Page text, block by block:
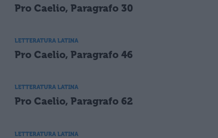
Pro Caelio, Paragrafo 30
LETTERATURA LATINA
Pro Caelio, Paragrafo 46
LETTERATURA LATINA
Pro Caelio, Paragrafo 62
LETTERATURA LATINA